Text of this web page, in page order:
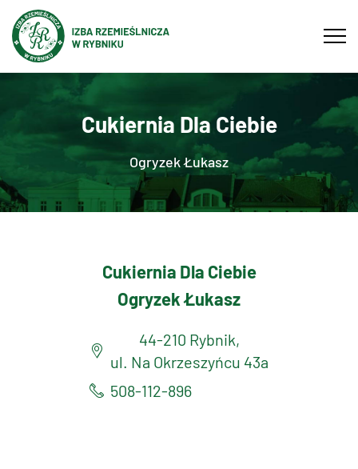
Cukiernia Dla Ciebie
Ogryzek Łukasz
Cukiernia Dla Ciebie
Ogryzek Łukasz
44-210 Rybnik,
ul. Na Okrzeszyńcu 43a
508-112-896